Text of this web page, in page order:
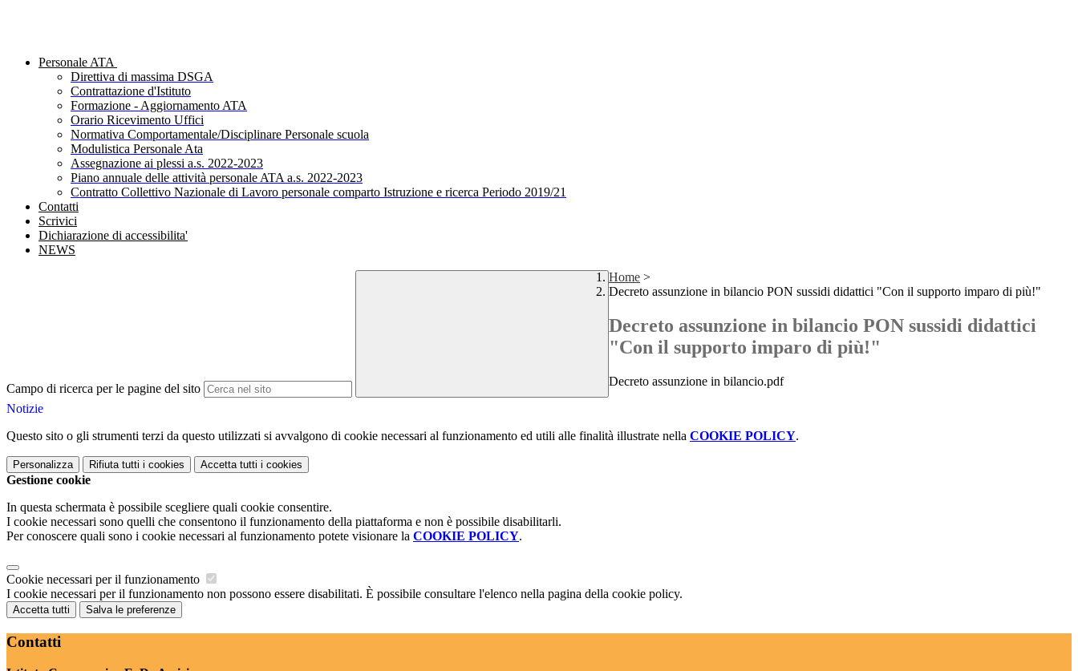
Personale ATA
Direttiva di massima DSGA
Contrattazione d'Istituto
Formazione - Aggiornamento ATA
Orario Ricevimento Uffici
Normativa Comportamentale/Disciplinare Personale scuola
Modulistica Personale Ata
Assegnazione ai plessi a.s. 2022-2023
Piano annuale delle attività personale ATA a.s. 2022-2023
Contratto Collettivo Nazionale di Lavoro personale comparto Istruzione e ricerca Periodo 2019/21
Contatti
Scrivici
Dichiarazione di accessibilita'
NEWS
Campo di ricerca per le pagine del sito
Home >
Decreto assunzione in bilancio PON sussidi didattici "Con il supporto imparo di più!"
Decreto assunzione in bilancio PON sussidi didattici
"Con il supporto imparo di più!"
Decreto assunzione in bilancio.pdf
Notizie
Questo sito o gli strumenti terzi da questo utilizzati si avvalgono di cookie necessari al funzionamento ed utili alle finalità illustrate nella COOKIE POLICY.
Personalizza Rifiuta tutti i cookies Accetta tutti i cookies
Gestione cookie
In questa schermata è possibile scegliere quali cookie consentire.
I cookie necessari sono quelli che consentono il funzionamento della piattaforma e non è possibile disabilitarli.
Per conoscere quali sono i cookie necessari al funzionamento potete visionare la COOKIE POLICY.
Cookie necessari per il funzionamento
I cookie necessari per il funzionamento non possono essere disabilitati. È possibile consultare l'elenco nella pagina della cookie policy.
Accetta tutti Salva le preferenze
Contatti